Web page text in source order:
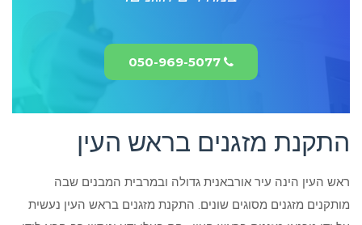
050-969-5077
התקנת מזגנים בראש העין
ראש העין הינה עיר אורבאנית גדולה ובמרבית המבנים שבה
מותקנים מזגנים מסוגים שונים. התקנת מזגנים בראש העין נעשית